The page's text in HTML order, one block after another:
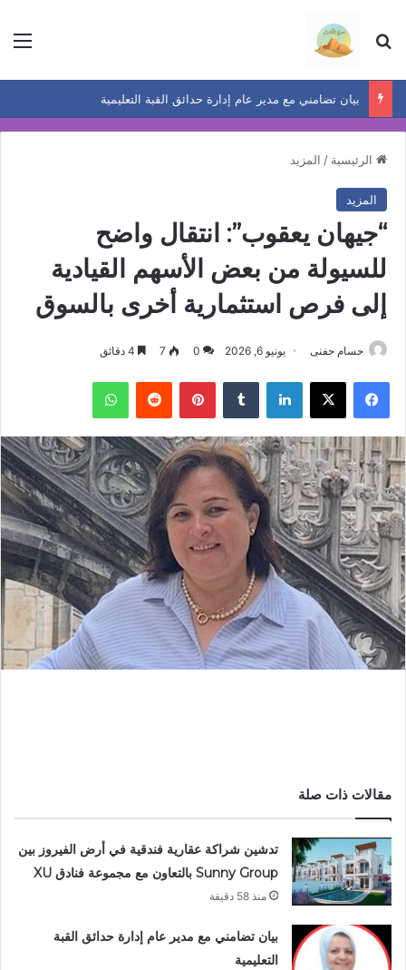
بحث عن
بيان تضامني مع مدير عام إدارة حدائق القبة التعليمية
الرئيسية / المزيد
المزيد
“جيهان يعقوب”: انتقال واضح
للسيولة من بعض الأسهم القيادية
إلى فرص استثمارية أخرى بالسوق
حسام حفنى يونيو 6, 2026 0
7
فيسبوك ‫X لينكدإن بينتيريست واتساب
مقالات ذات صلة
تدشين شراكة عقارية فندقية في أرض الفيروز بين
Sunny Group بالتعاون مع مجموعة فنادق XU
منذ 58 دقيقة
بيان تضامني مع مدير عام إدارة حدائق القبة
التعليمية